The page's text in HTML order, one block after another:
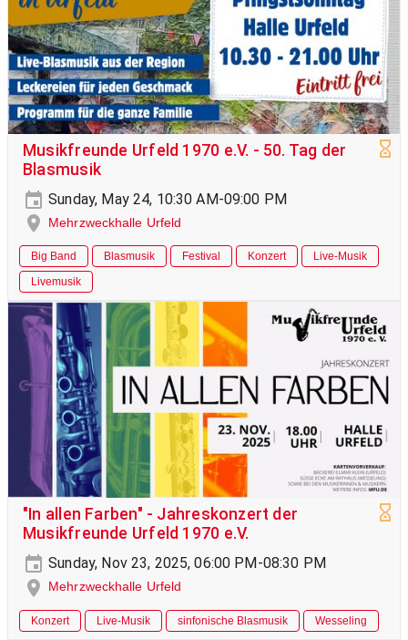
Musikfreunde Urfeld 1970 e.V. - 50. Tag der
Blasmusik
Sunday, May 24, 10:30 AM-09:00 PM
Mehrzweckhalle Urfeld
Big Band Blasmusik Festival Konzert
Live-Musik
Livemusik
"In allen Farben" - Jahreskonzert der
Musikfreunde Urfeld 1970 e.V.
Sunday, Nov 23, 2025, 06:00 PM-08:30 PM
Mehrzweckhalle Urfeld
Konzert Live-Musik sinfonische Blasmusik Wesseling